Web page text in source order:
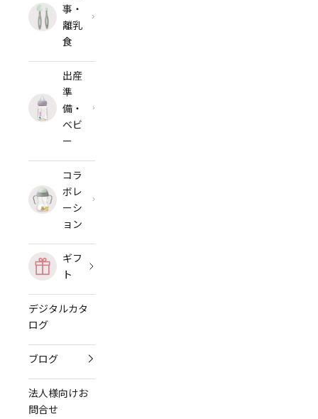
事・
離乳
食
出産
準
備・
ベビ
ー
コラ
ボレ
ーシ
ョン
ギフ
ト
デジタルカタ
ログ
ブログ
法人様向けお
問合せ